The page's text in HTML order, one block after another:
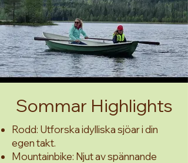
Sommar Highlights
Rodd: Utforska idylliska sjöar i din
egen takt.
Mountainbike: Njut av spännande